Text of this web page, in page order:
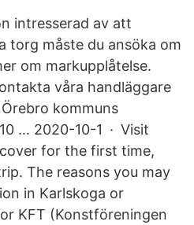
intresserad av att
torg måste du ansöka om
om markupplåtelse.
våra handläggare
kommuns
… 2020-10-1 · Visit
for the first time,
The reasons you may
in Karlskoga or
KFT (Konstföreningen